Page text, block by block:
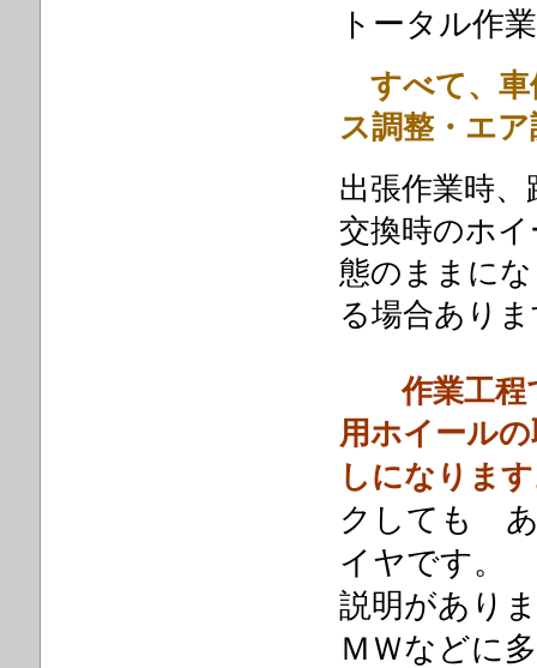
トータル作
すべて、
ス調整・エ
出張作業時
交換時のホ
態のままに
る場合あり
作業工程で
用ホイール
しになり
クしても
イヤです。
説明があり
ＭＷなどに